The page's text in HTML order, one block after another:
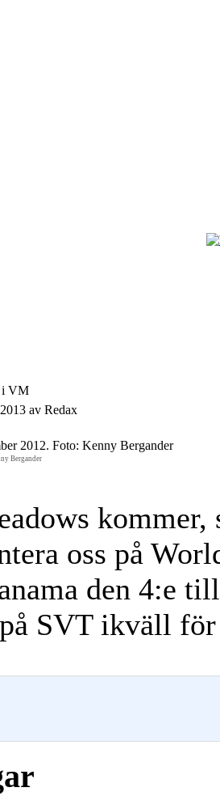
i VM
av Redax
Bergander
kommer,
oss på
den 4:e
SVT ikväll